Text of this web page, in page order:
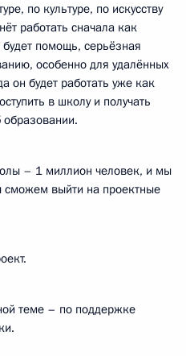
по культуре, по искусству
работать сначала как
помощь, серьёзная
особенно для удалённых
он будет работать уже как
в школу и получать
– 1 миллион человек, и мы
сможем выйти на проектные
теме – по поддержке